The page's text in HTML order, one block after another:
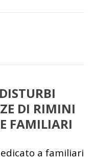
DI RIMINI
FAMILIARI
a familiari